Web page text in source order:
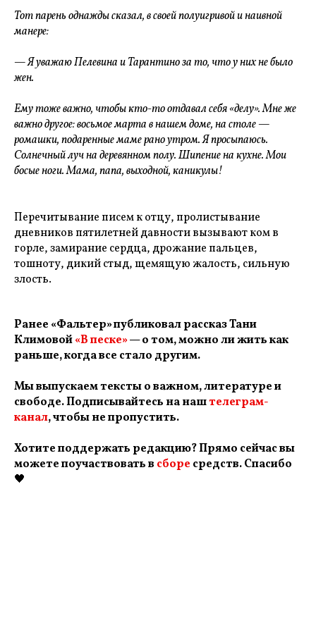
Тот парень однажды сказал, в своей полуигривой и наивной
манере:
— Я уважаю Пелевина и Тарантино за то, что у них не было
жен.
Ему тоже важно, чтобы кто-то отдавал себя «делу». Мне же
важно другое: восьмое марта в нашем доме, на столе —
ромашки, подаренные маме рано утром. Я просыпаюсь.
Солнечный луч на деревянном полу. Шипение на кухне. Мои
босые ноги. Мама, папа, выходной, каникулы!
Перечитывание писем к отцу, пролистывание
дневников пятилетней давности вызывают ком в
горле, замирание сердца, дрожание пальцев,
тошноту, дикий стыд, щемящую жалость, сильную
злость.
Ранее «Фальтер» публиковал рассказ Тани
Климовой«В песке»— о том, можно ли жить как
раньше, когда все стало другим.
Мы выпускаем тексты о важном, литературе и
свободе. Подписывайтесь на наштелеграм-
канал, чтобы не пропустить.
Хотите поддержать редакцию? Прямо сейчас вы
можете поучаствовать в сборе средств. Спасибо
🖤